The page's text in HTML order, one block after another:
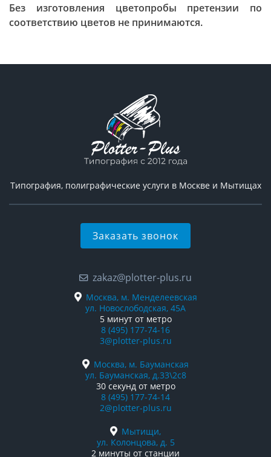
Без изготовления цветопробы претензии по
соответствию цветов не принимаются.
Типография, полиграфические услуги в Москве и Мытищах
Заказать звонок
zakaz@plotter-plus.ru
Москва, м. Менделеевская
ул. Новослободская, 45А
5 минут от метро
8 (495) 177-74-16
3@plotter-plus.ru
Москва, м. Бауманская
ул. Бауманская, д.33\2с8
30 секунд от метро
8 (495) 177-74-14
2@plotter-plus.ru
Мытищи,
ул. Колонцова, д. 5
2 минуты от станции